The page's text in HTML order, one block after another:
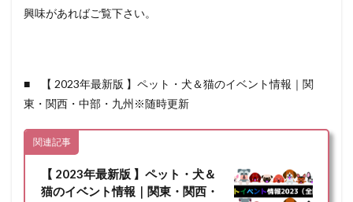
興味があればご覧下さい。
■ 【 2023年最新版 】ペット・犬＆猫のイベント情報｜関
東・関西・中部・九州※随時更新
関連記事
【 2023年最新版 】ペット・犬＆
猫のイベント情報｜関東・関西・